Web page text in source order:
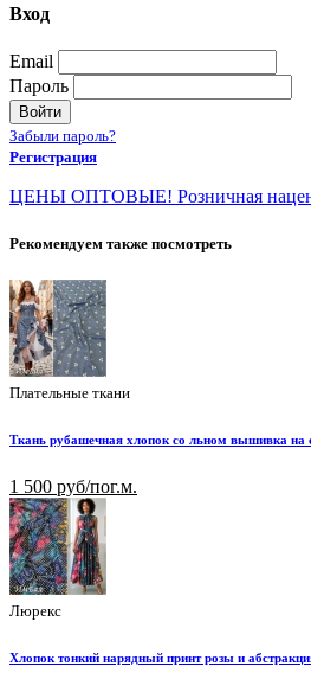
Вход
Email
Пароль
Войти
Забыли пароль?
Регистрация
ЦЕНЫ ОПТОВЫЕ! Розничная
Рекомендуем также посмотреть
Плательные ткани
Ткань рубашечная хлопок со льном вышивка на
1 500 руб/пог.м.
Люрекс
Хлопок тонкий нарядный принт розы и